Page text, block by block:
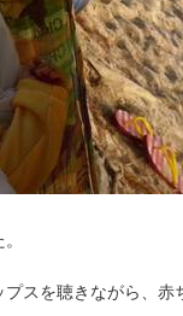
。
プスを聴きながら、赤